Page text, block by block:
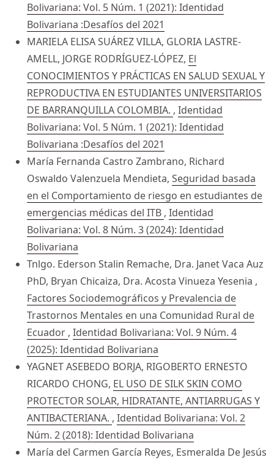
Bolivariana: Vol. 5 Núm. 1 (2021): Identidad
Bolivariana :Desafíos del 2021
MARIELA ELISA SUÁREZ VILLA, GLORIA LASTRE-
AMELL, JORGE RODRÍGUEZ-LÓPEZ, El
CONOCIMIENTOS Y PRÁCTICAS EN SALUD SEXUAL Y
REPRODUCTIVA EN ESTUDIANTES UNIVERSITARIOS
DE BARRANQUILLA COLOMBIA. , Identidad
Bolivariana: Vol. 5 Núm. 1 (2021): Identidad
Bolivariana :Desafíos del 2021
María Fernanda Castro Zambrano, Richard
Oswaldo Valenzuela Mendieta, Seguridad basada
en el Comportamiento de riesgo en estudiantes de
emergencias médicas del ITB , Identidad
Bolivariana: Vol. 8 Núm. 3 (2024): Identidad
Bolivariana
Tnlgo. Ederson Stalin Remache, Dra. Janet Vaca Auz
PhD, Bryan Chicaiza, Dra. Acosta Vinueza Yesenia ,
Factores Sociodemográficos y Prevalencia de
Trastornos Mentales en una Comunidad Rural de
Ecuador , Identidad Bolivariana: Vol. 9 Núm. 4
(2025): Identidad Bolivariana
YAGNET ASEBEDO BORJA, RIGOBERTO ERNESTO
RICARDO CHONG, EL USO DE SILK SKIN COMO
PROTECTOR SOLAR, HIDRATANTE, ANTIARRUGAS Y
ANTIBACTERIANA. , Identidad Bolivariana: Vol. 2
Núm. 2 (2018): Identidad Bolivariana
María del Carmen García Reyes, Esmeralda De Jesús